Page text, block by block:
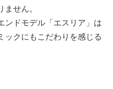
せん。
ンドモデル「エスリア」は
ックにもこだわりを感じる